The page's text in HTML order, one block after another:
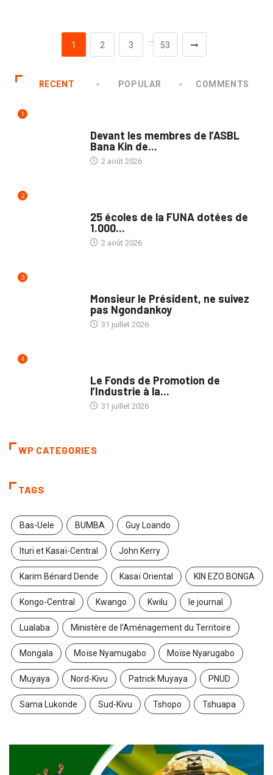
1 2 3 53
RECENT POPULAR COMMENTS
1
Devant les membres de l’ASBL
Bana Kin de...
2 août 2026
2
25 écoles de la FUNA dotées de
1.000...
2 août 2026
3
Monsieur le Président, ne suivez
pas Ngondankoy
31 juillet 2026
4
Le Fonds de Promotion de
l’Industrie à la...
31 juillet 2026
WP CATEGORIES
TAGS
Bas-Uele BUMBA Guy Loando
Ituri et Kasaï-Central John Kerry
Karim Bénard Dende Kasaï Oriental KIN EZO BONGA
Kongo-Central Kwango Kwilu le journal
Lualaba Ministère de l’Aménagement du Territoire
Mongala Moïse Nyamugabo Moïse Nyarugabo
Muyaya Nord-Kivu Patrick Muyaya PNUD
Sama Lukonde Sud-Kivu Tshopo Tshuapa